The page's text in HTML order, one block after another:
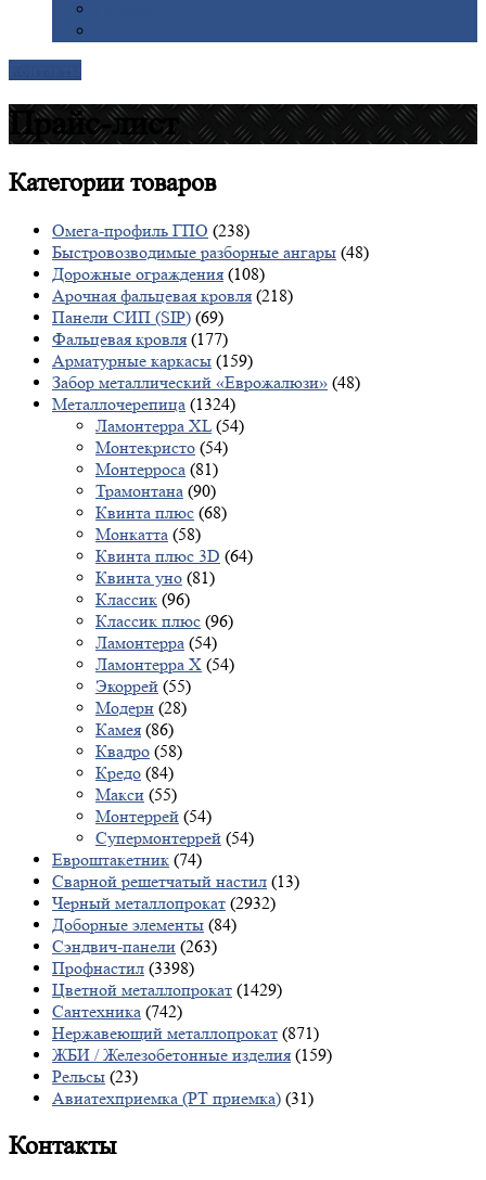
Прайс-лист
Категориитоваров
Омега-профиль ГПО (238)
Быстровозводимые разборные ангары (48)
Дорожные ограждения (108)
Арочная фальцевая кровля (218)
Панели СИП (SIP) (69)
Фальцевая кровля (177)
Арматурные каркасы (159)
Забор металлический «Еврожалюзи» (48)
Металлочерепица (1324)
Ламонтерра XL (54)
Монтекристо (54)
Монтерроса (81)
Трамонтана (90)
Квинта плюс (68)
Монкатта (58)
Квинта плюс 3D (64)
Квинта уно (81)
Классик (96)
Классик плюс (96)
Ламонтерра (54)
Ламонтерра X (54)
Экоррей (55)
Модерн (28)
Камея (86)
Квадро (58)
Кредо (84)
Макси (55)
Монтеррей (54)
Супермонтеррей (54)
Евроштакетник (74)
Сварной решетчатый настил (13)
Черный металлопрокат (2932)
Доборные элементы (84)
Сэндвич-панели (263)
Профнастил (3398)
Цветной металлопрокат (1429)
Сантехника (742)
Нержавеющий металлопрокат (871)
ЖБИ / Железобетонные изделия (159)
Рельсы (23)
Авиатехприемка (РТ приемка) (31)
Контакты